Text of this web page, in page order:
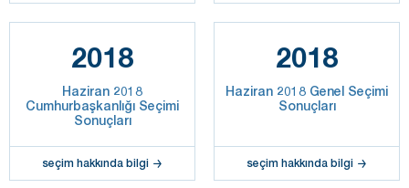
2018
Haziran 2018
Cumhurbaşkanlığı Seçimi
Sonuçları
seçim hakkında bilgi
2018
Haziran 2018 Genel Seçimi
Sonuçları
seçim hakkında bilgi